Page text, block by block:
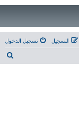
تسجيل الدخول التسجيل